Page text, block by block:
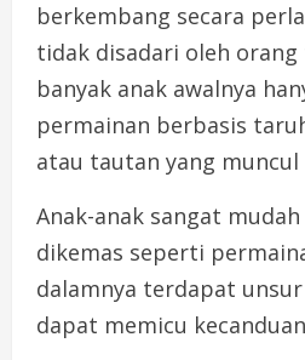
berkembang secara
tidak disadari oleh
banyak anak awalnya
permainan berbasis
atau tautan yang muncul
Anak-anak sangat
dikemas seperti
dalamnya terdapat
dapat memicu